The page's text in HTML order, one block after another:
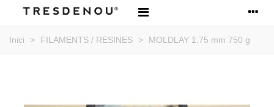
Inici > FILAMENTS / RESINES > MOLDLAY 1.75 mm 750 g